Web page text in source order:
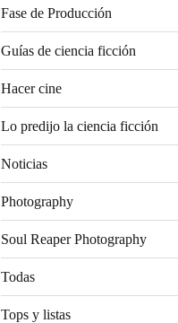
Fase de Producción
Guías de ciencia ficción
Hacer cine
Lo predijo la ciencia ficción
Noticias
Photography
Soul Reaper Photography
Todas
Tops y listas